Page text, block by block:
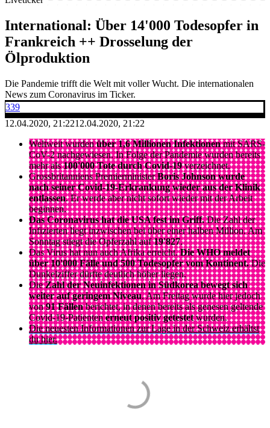
International: Über 14'000 Todesopfer in
Frankreich ++ Drosselung der
Ölproduktion
Die Pandemie trifft die Welt mit voller Wucht. Die internationalen
News zum Coronavirus im Ticker.
339
12.04.2020, 21:2212.04.2020, 21:22
Weltweit wurdenüber 1,6 Millionen Infektionenmit SARS-
CoV-2 nachgewiesen. In Folge der Pandemie wurden bereits
mehr als100'000 Tote durch Covid-19verzeichnet.
Grossbritanniens PremierministerBoris Johnson wurde
nach seiner Covid-19-Erkrankung wieder aus der Klinik
entlassen. Er werde aber nicht sofort wieder mit der Arbeit
beginnen.
Das Coronavirus hat die USA fest im Griff.Die Zahl der
Infizierten liegt inzwischen bei über einer halben Million. Am
Sonntag stiegt die Opferzahl auf19'827.
Das Virus hat nun auch Afrika erreicht.Die WHO meldet
über 10'000 Fälle und 500 Todesopfer vom Kontinent.Die
Dunkelziffer dürfte deutlich höher liegen.
DieZahl der Neuinfektionen in Südkorea bewegt sich
weiter auf geringem Niveau. Am Freitag wurde hier jedoch
von91 Fällenberichtet, in denen bereits als genesen geltende
Covid-19-Patientenerneut positiv getestetwurden.
Die neuesten Informationen zur Lage in der Schweiz erhältst
du hier.